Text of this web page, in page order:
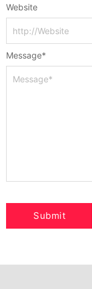
Message*
Website